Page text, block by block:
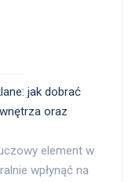
jak dobrać
oraz
element w
wpłynąć na